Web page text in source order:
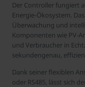
Der Controller fungiert
Energie-Ökosystem.
Überwachung und
Komponenten wie PV-
und Verbraucher in
sekundengenau,
Dank seiner flexiblen
oder RS485, lässt sich